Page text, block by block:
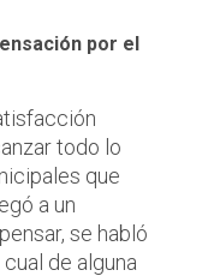
por el
todo lo
que
a un
se habló
de alguna